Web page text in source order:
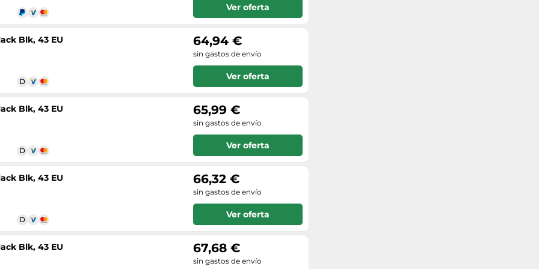
Ver oferta
Blk, 43 EU 64,94 €
sin gastos de envío
Ver oferta
Blk, 43 EU 65,99 €
sin gastos de envío
Ver oferta
Blk, 43 EU 66,32 €
sin gastos de envío
Ver oferta
Blk, 43 EU 67,68 €
sin gastos de envío